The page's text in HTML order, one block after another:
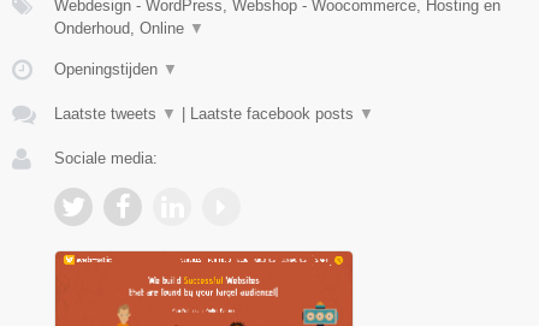
Webdesign - WordPress, Webshop - Woocommerce, Hosting en
Onderhoud, Online ▼
Openingstijden ▼
Laatste tweets ▼ Laatste facebook posts ▼
Sociale media: